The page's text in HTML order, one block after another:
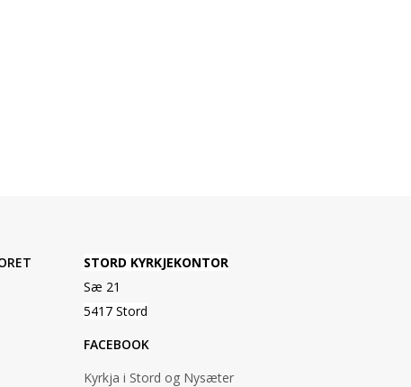
STORD KYRKJEKONTOR
Sæ 21
5417 Stord
FACEBOOK
Kyrkja i Stord og Nysæter